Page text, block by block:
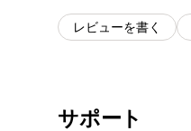
レビューを書く
サポート